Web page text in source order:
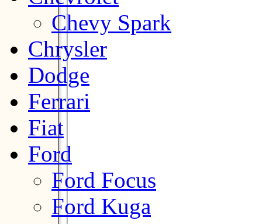
Chevy Spark
Chrysler
Dodge
Ferrari
Fiat
Ford
Ford Focus
Ford Kuga